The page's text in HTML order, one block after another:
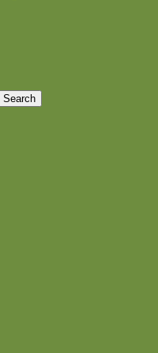
Search